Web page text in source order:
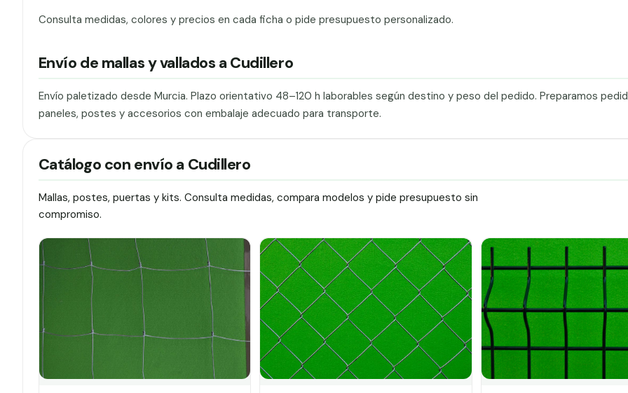
Consulta medidas, colores y precios en cada ficha o pide presupuesto personalizado.
Envío de mallas y vallados a Cudillero
Envío paletizado desde Murcia. Plazo orientativo 48–120 h laborables según destino y peso del pedido. Preparamos
paneles, postes y accesorios con embalaje adecuado para transporte.
Catálogo con envío a Cudillero
Mallas, postes, puertas y kits. Consulta medidas, compara modelos y pide presupuesto sin
compromiso.